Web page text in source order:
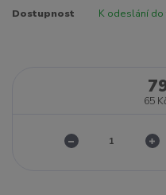
Dostupnost K odeslání do
65